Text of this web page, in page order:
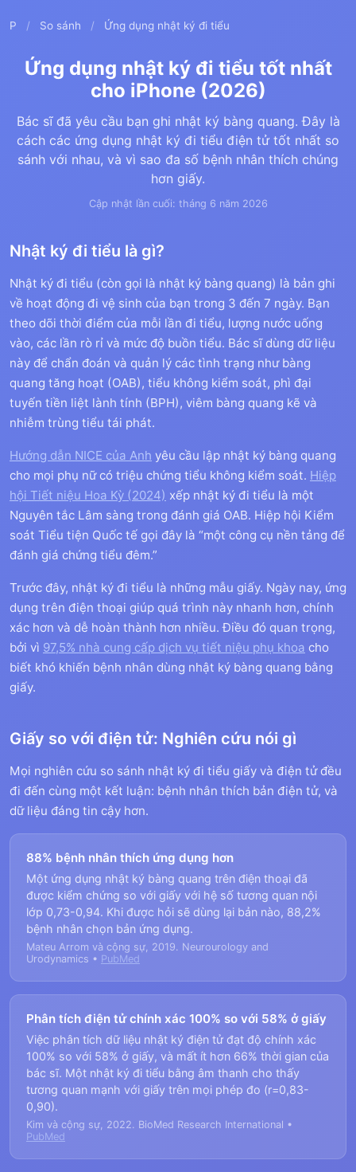
P / So sánh / Ứng dụng nhật ký đi tiểu
Ứng dụng nhật ký đi tiểu tốt nhất
cho iPhone (2026)
Bác sĩ đã yêu cầu bạn ghi nhật ký bàng quang. Đây là
cách các ứng dụng nhật ký đi tiểu điện tử tốt nhất so
sánh với nhau, và vì sao đa số bệnh nhân thích chúng
hơn giấy.
Cập nhật lần cuối: tháng 6 năm 2026
Nhật ký đi tiểu là gì?
Nhật ký đi tiểu (còn gọi là nhật ký bàng quang) là bản ghi
về hoạt động đi vệ sinh của bạn trong 3 đến 7 ngày. Bạn
theo dõi thời điểm của mỗi lần đi tiểu, lượng nước uống
vào, các lần rò rỉ và mức độ buồn tiểu. Bác sĩ dùng dữ liệu
này để chẩn đoán và quản lý các tình trạng như bàng
quang tăng hoạt (OAB), tiểu không kiểm soát, phì đại
tuyến tiền liệt lành tính (BPH), viêm bàng quang kẽ và
nhiễm trùng tiểu tái phát.
Hướng dẫn NICE của Anh yêu cầu lập nhật ký bàng quang
cho mọi phụ nữ có triệu chứng tiểu không kiểm soát. Hiệp
hội Tiết niệu Hoa Kỳ (2024) xếp nhật ký đi tiểu là một
Nguyên tắc Lâm sàng trong đánh giá OAB. Hiệp hội Kiểm
soát Tiểu tiện Quốc tế gọi đây là “một công cụ nền tảng để
đánh giá chứng tiểu đêm.”
Trước đây, nhật ký đi tiểu là những mẫu giấy. Ngày nay, ứng
dụng trên điện thoại giúp quá trình này nhanh hơn, chính
xác hơn và dễ hoàn thành hơn nhiều. Điều đó quan trọng,
bởi vì 97,5% nhà cung cấp dịch vụ tiết niệu phụ khoa cho
biết khó khiến bệnh nhân dùng nhật ký bàng quang bằng
giấy.
Giấy so với điện tử: Nghiên cứu nói gì
Mọi nghiên cứu so sánh nhật ký đi tiểu giấy và điện tử đều
đi đến cùng một kết luận: bệnh nhân thích bản điện tử, và
dữ liệu đáng tin cậy hơn.
88% bệnh nhân thích ứng dụng hơn
Một ứng dụng nhật ký bàng quang trên điện thoại đã
được kiểm chứng so với giấy với hệ số tương quan nội
lớp 0,73-0,94. Khi được hỏi sẽ dùng lại bản nào, 88,2%
bệnh nhân chọn bản ứng dụng.
Mateu Arrom và cộng sự, 2019. Neurourology and
Urodynamics • PubMed
Phân tích điện tử chính xác 100% so với 58% ở giấy
Việc phân tích dữ liệu nhật ký điện tử đạt độ chính xác
100% so với 58% ở giấy, và mất ít hơn 66% thời gian của
bác sĩ. Một nhật ký đi tiểu bằng âm thanh cho thấy
tương quan mạnh với giấy trên mọi phép đo (r=0,83-
0,90).
Kim và cộng sự, 2022. BioMed Research International •
PubMed